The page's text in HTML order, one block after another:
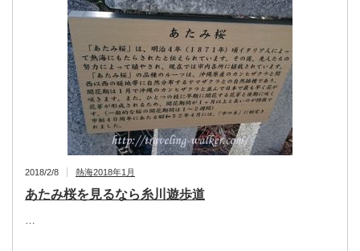
2018/2/8 熱海2018年1月
あたみ桜を見るなら糸川遊歩道
…